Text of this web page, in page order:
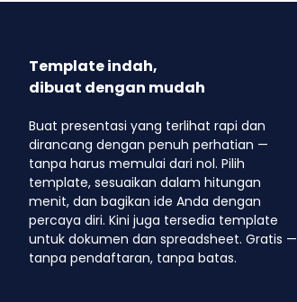
Template indah,
dibuat dengan mudah
Buat presentasi yang terlihat rapi dan
dirancang dengan penuh perhatian —
tanpa harus memulai dari nol. Pilih
template, sesuaikan dalam hitungan
menit, dan bagikan ide Anda dengan
percaya diri. Kini juga tersedia template
untuk dokumen dan spreadsheet. Gratis —
tanpa pendaftaran, tanpa batas.